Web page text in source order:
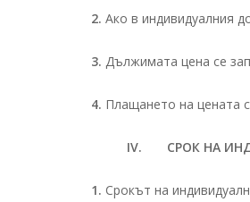
2. Ако в индивидуалния
3. Дължимата цена се
4. Плащането на цената
IV. СРОК НА
1. Срокът на